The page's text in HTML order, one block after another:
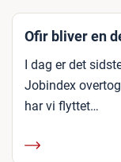
Ofir bliver en
I dag er det
Jobindex
har vi flyttet…